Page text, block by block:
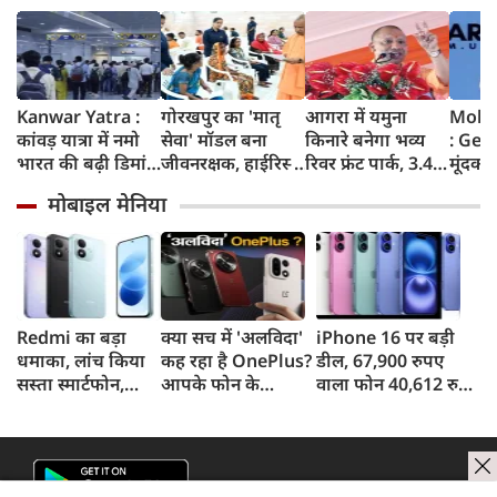
Kanwar Yatra :
कांवड़ यात्रा में नमो
भारत की बढ़ी डिमांड,
कई स्टेशनों पर 50%
तक बढ़ी यात्रियों की
संख्या
गोरखपुर का 'मातृ
सेवा' मॉडल बना
जीवनरक्षक, हाईरिस्क
इलाज से बची 77
जिंदगियां
आगरा में यमुना
किनारे बनेगा भव्य
रिवर फ्रंट पार्क, 3.46
करेगी योगी सरकार;
मिलेंगी ये खास
सुविधाएं
:
मूंदकर
न
मोहन
क्या
मोबाइल मेनिया
Redmi का बड़ा
धमाका, लांच किया
सस्ता स्मार्टफोन,
क्या सच में 'अलविदा'
कह रहा है OnePlus?
आपके फोन के
iPhone 16 पर बड़ी
डील, 67,900 रुपए
वाला फोन 40,612 रुपए